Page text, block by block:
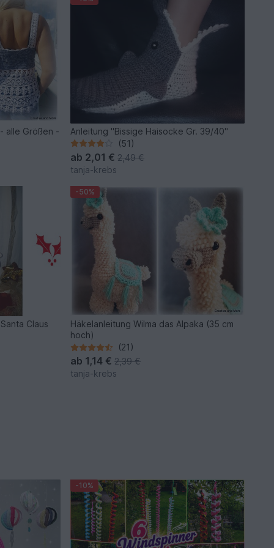
alle Größen -
Anleitung "Bissige Haisocke Gr. 39/40"
(51)
ab 2,01 €2,49 €
tanja-krebs
Claus
-50%
Häkelanleitung Wilma das Alpaka (35 cm
hoch)
(21)
ab 1,14 €2,39 €
tanja-krebs
-10%